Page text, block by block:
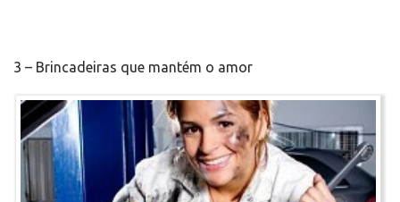
3 – Brincadeiras que mantém o amor